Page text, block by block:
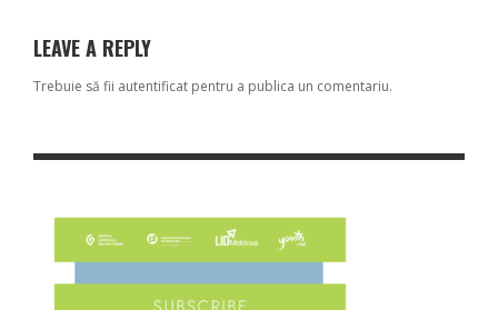
LEAVE A REPLY
Trebuie să fii autentificat pentru a publica un comentariu.